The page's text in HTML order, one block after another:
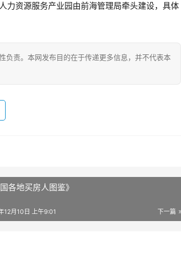
力资源服务产业园由前海管理局牵头建设，具体
负责。本网发布目的在于传递更多信息，并不代表本
国各地买房人图鉴》
下一篇
12月10日 上午9:01